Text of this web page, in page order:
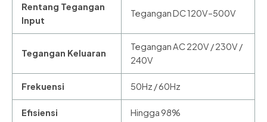
Rentang Tegangan
Input
Tegangan DC 120V–500V
Tegangan Keluaran
Tegangan AC 220V / 230V /
240V
Frekuensi 50Hz / 60Hz
Efisiensi Hingga 98%